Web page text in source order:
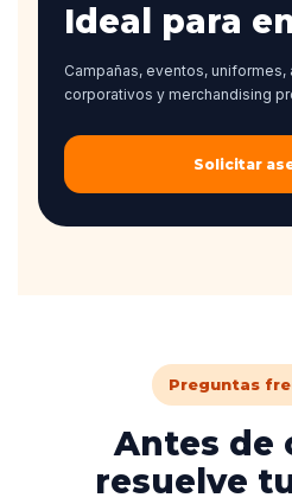
Ideal para
Campañas, eventos,
corporativos y merchandising
Solicitar
Preguntas
Antes de
resuelve